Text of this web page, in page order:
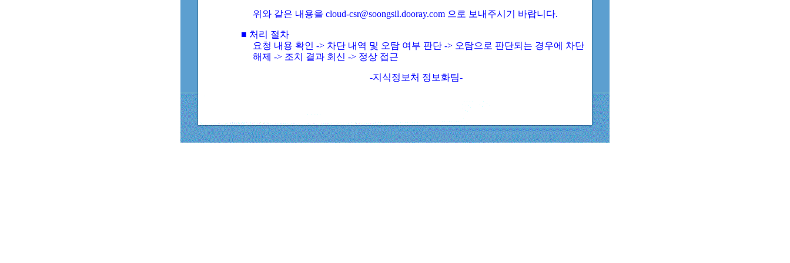
위와 같은 내용을 cloud-csr@soongsil.dooray.com 으로 보내주시기 바랍니다.
■ 처리 절차
요청 내용 확인 -> 차단 내역 및 오탐 여부 판단 -> 오탐으로 판단되는 경우에 차단
해제 -> 조치 결과 회신 -> 정상 접근
-지식정보처 정보화팀-